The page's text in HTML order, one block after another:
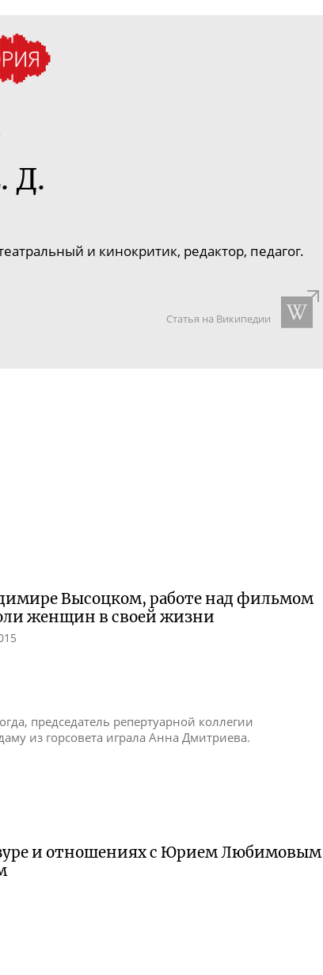
Д.
и кинокритик, редактор, педагог.
Статья на Википедии
Высоцком, работе над фильмом
женщин в своей жизни
председатель репертуарной коллегии
из горсовета играла Анна Дмитриева.
и отношениях с Юрием Любимовым